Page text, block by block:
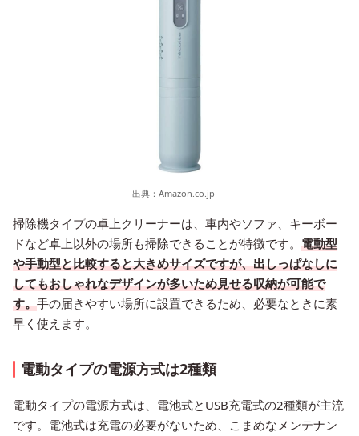
出典： Amazon.co.jp
掃除機タイプの卓上クリーナーは、車内やソファ、キーボー
ドなど卓上以外の場所も掃除できることが特徴です。 電動型
や手動型と比較すると大きめサイズですが、出しっぱなしに
してもおしゃれなデザインが多いため見せる収納が可能で
す。手の届きやすい場所に設置できるため、必要なときに素
早く使えます。
電動タイプの電源方式は2種類
電動タイプの電源方式は、電池式とUSB充電式の2種類が主流
です。電池式は充電の必要がないため、こまめなメンテナン